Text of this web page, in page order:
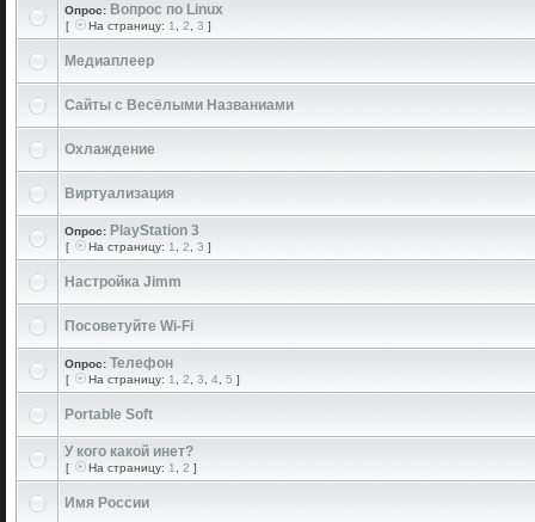
Опрос: Вопрос по Linux
[ На страницу: 1 2 3 ]
Медиаплеер
Сайты с Весёлыми Названиами
Охлаждение
Виртуализация
Опрос: PlayStation 3
[ На страницу: 1 2 3 ]
Настройка Jimm
Посоветуйте Wi-Fi
Опрос: Телефон
[ На страницу: 1 2 3 4 5 ]
Portable Soft
У кого какой инет?
[ На страницу: 1 2 ]
Имя России